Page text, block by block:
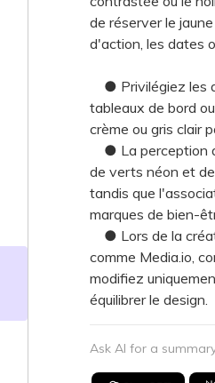
de réserver le
d'action, les dates
● Privilégiez les
tableaux de bord
crème ou gris clair
● La perception
de verts néon et
tandis que
marques de bien-
● Lors de la
comme Media.io,
modifiez
équilibrer le design.
Ask AI for a